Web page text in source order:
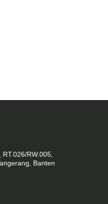
RW.005,
Banten